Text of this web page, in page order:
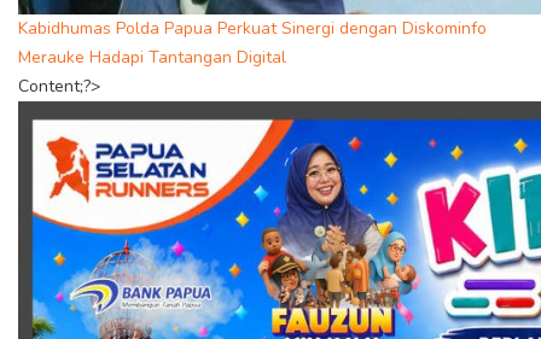
Kabidhumas Polda Papua Perkuat Sinergi dengan Diskominfo
Merauke Hadapi Tantangan Digital
Content;?>